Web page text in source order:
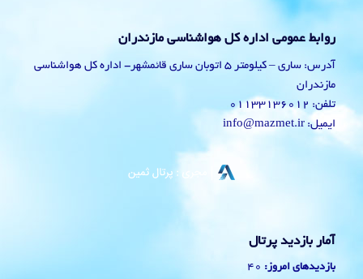
روابط عمومی اداره کل هواشناسی مازندران
آدرس: ساری – کیلومتر 5 اتوبان ساری قائمشهر- اداره کل هواشناسی
مازندران
تلفن: 01133136012
ایمیل: info@mazmet.ir
آمار بازدید پرتال
بازدیدهای امروز: 40